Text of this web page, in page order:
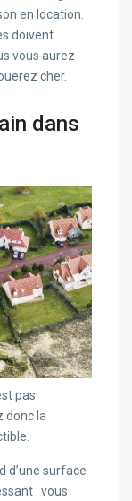
en location.
doivent
vous aurez
cher.
dans
pas
donc la
d’une surface
: vous